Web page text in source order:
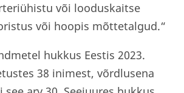
või looduskaitse
või hoopis mõttetalgud.“
hukkus Eestis 2023.
38 inimest, võrdlusena